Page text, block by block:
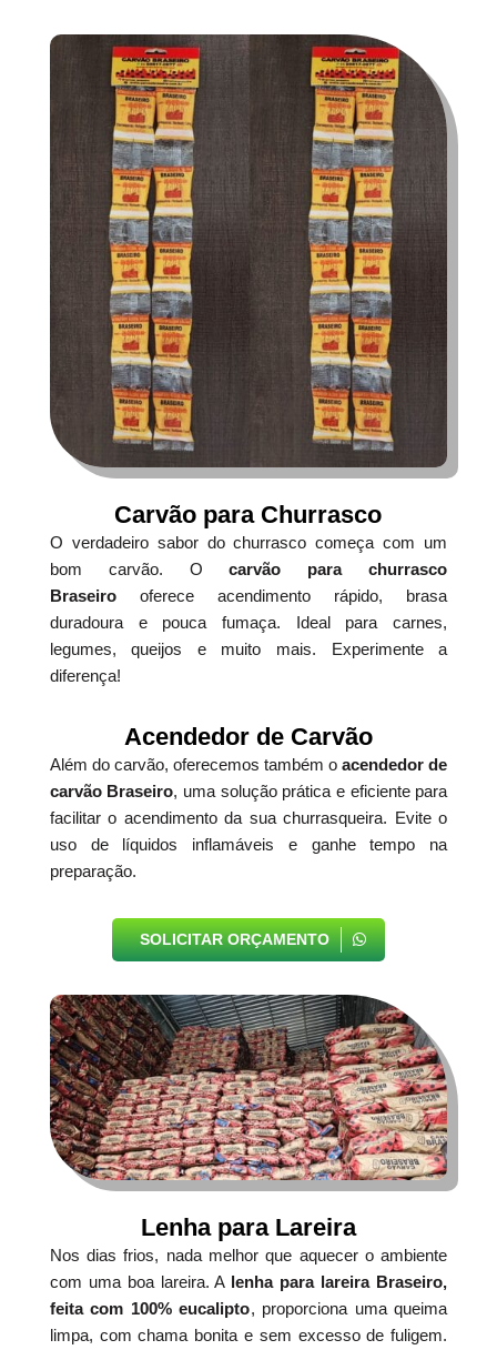
Carvão para Churrasco
O verdadeiro sabor do churrasco começa com um
bom carvão. Ocarvão para churrasco
Braseirooferece acendimento rápido, brasa
duradoura e pouca fumaça. Ideal para carnes,
legumes, queijos e muito mais. Experimente a
diferença!
Acendedor de Carvão
Além do carvão, oferecemos também oacendedor de
carvão Braseiro, uma solução prática e eficiente para
facilitar o acendimento da sua churrasqueira. Evite o
uso de líquidos inflamáveis e ganhe tempo na
preparação.
SOLICITAR ORÇAMENTO
Lenha para Lareira
Nos dias frios, nada melhor que aquecer o ambiente
com uma boa lareira. A lenha para lareira Braseiro,
feita com 100% eucalipto, proporciona uma queima
limpa, com chama bonita e sem excesso de fuligem.